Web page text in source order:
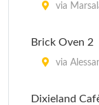
via
Brick Oven 2
via
Dixieland